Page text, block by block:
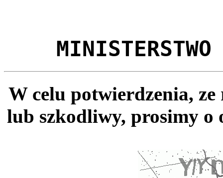
MINISTERSTWO
W celu potwierdzenia,
lub szkodliwy, prosimy o